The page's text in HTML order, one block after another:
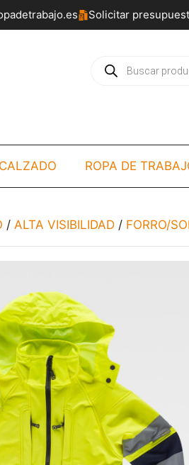
Solicitar
Búsqueda
de
CALZADO ROPA DE
/ ALTA VISIBILIDAD / FORRO/